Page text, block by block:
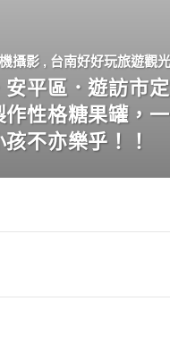
攝影 , 台南好好玩旅遊觀
安平區．遊訪市
作性格糖果罐，
不亦樂乎！！